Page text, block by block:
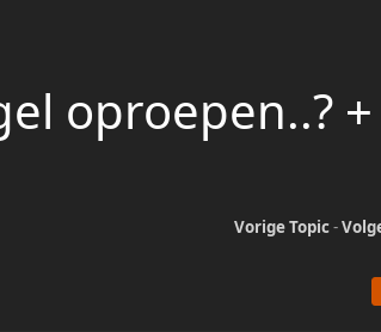
oproepen..? +
Vorige Topic-